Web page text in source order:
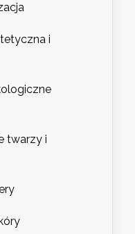
i
twarzy i